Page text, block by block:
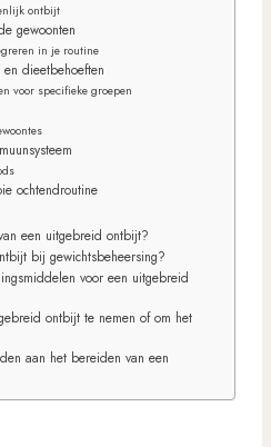
ontbijt
gewoonten
in je routine
en dieetbehoeften
voor specifieke groepen
ochtendroutine
een uitgebreid ontbijt?
bij gewichtsbeheersing?
voor een uitgebreid
ontbijt te nemen of om het
aan het bereiden van een